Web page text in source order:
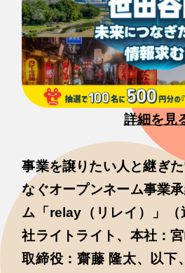
詳細を見
事業を譲りたい人と継ぎ
なぐオープンネーム事業
ム「relay（リレイ）」（
社ライトライト、本社：
取締役：齋藤 隆太、以下